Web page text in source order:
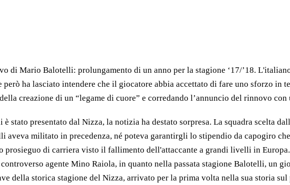
di Mario Balotelli: prolungamento di un anno per la stagione ‘17/’18.
ha lasciato intendere che il giocatore abbia accettato di fare uno sforzo in
creazione di un “legame di cuore” e corredando l’annuncio del rinnovo con
stato presentato dal Nizza, la notizia ha destato sorpresa. La squadra scelta
aveva militato in precedenza, né poteva garantirgli lo stipendio da capogiro
prosieguo di carriera visto il fallimento dell'attaccante a grandi livelli in
agente Mino Raiola, in quanto nella passata stagione Balotelli, un
della storica stagione del Nizza, arrivato per la prima volta nella sua storia